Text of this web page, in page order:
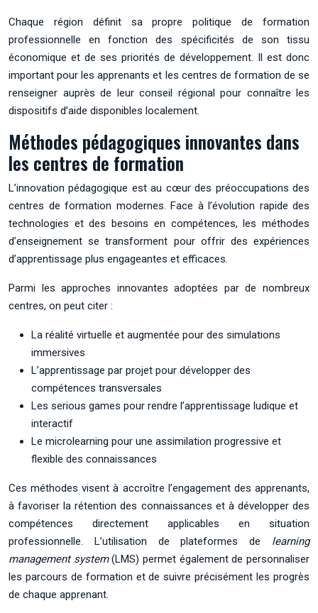
Chaque région définit sa propre politique de formation
professionnelle en fonction des spécificités de son tissu
économique et de ses priorités de développement. Il est donc
important pour les apprenants et les centres de formation de se
renseigner auprès de leur conseil régional pour connaître les
dispositifs d’aide disponibles localement.
Méthodes pédagogiques innovantes dans
les centres de formation
L’innovation pédagogique est au cœur des préoccupations des
centres de formation modernes. Face à l’évolution rapide des
technologies et des besoins en compétences, les méthodes
d’enseignement se transforment pour offrir des expériences
d’apprentissage plus engageantes et efficaces.
Parmi les approches innovantes adoptées par de nombreux
centres, on peut citer :
La réalité virtuelle et augmentée pour des simulations
immersives
L’apprentissage par projet pour développer des
compétences transversales
Les serious games pour rendre l’apprentissage ludique et
interactif
Le microlearning pour une assimilation progressive et
flexible des connaissances
Ces méthodes visent à accroître l’engagement des apprenants,
à favoriser la rétention des connaissances et à développer des
compétences directement applicables en situation
professionnelle. L’utilisation de plateformes de learning
management system(LMS) permet également de personnaliser
les parcours de formation et de suivre précisément les progrès
de chaque apprenant.